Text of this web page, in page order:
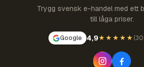
Trygg svensk e-handel med ett
till låga priser.
Google 4,9★★★★★ (